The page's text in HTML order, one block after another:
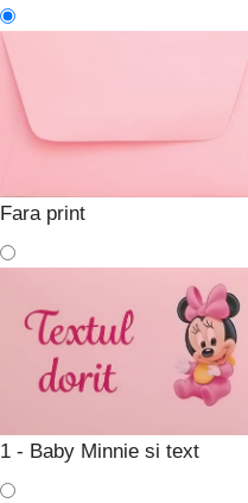
Fara print
1 - Baby Minnie si text